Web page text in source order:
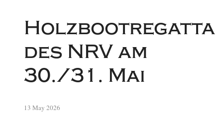
Holzbootregatta
des NRV am
30./31. Mai
13 May 2026